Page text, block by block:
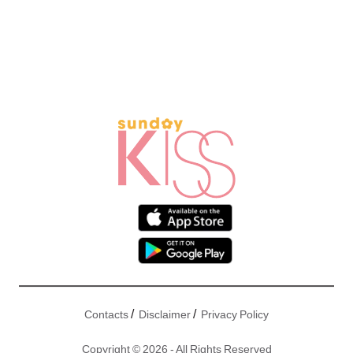
Contacts/ Disclaimer/ Privacy Policy
Copyright © 2026 - All Rights Reserved